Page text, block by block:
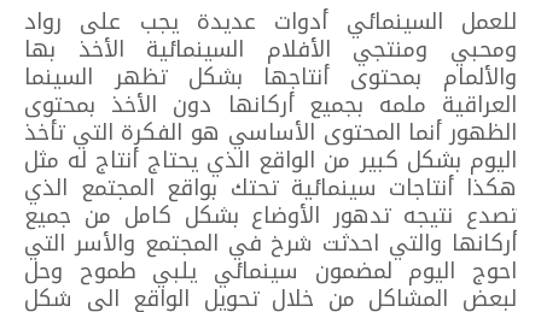
للعمل السينمائي أدوات عديدة يجب على رواد
ومحبي ومنتجي الأفلام السينمائية الأخذ بها
والألمام بمحتوى أنتاجها بشكل تظهر السينما
العراقية ملمه بجميع أركانها دون الأخذ بمحتوى
الظهور أنما المحتوى الأساسي هو الفكرة التي تأخذ
اليوم بشكل كبير من الواقع الذي يحتاج أنتاج له مثل
هكذا أنتاجات سينمائية تحتك بواقع المجتمع الذي
تصدع نتيجه تدهور الأوضاع بشكل كامل من جميع
أركانها والتي احدثت شرخ في المجتمع والأسر التي
احوج اليوم لمضمون سينمائي يلبي طموح وحل
لبعض المشاكل من خلال تحويل الواقع الى شكل